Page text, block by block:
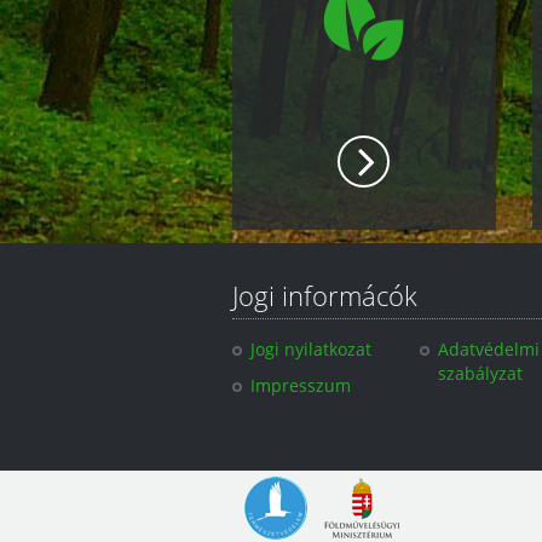
Jogi informácók
Jogi nyilatkozat
Adatvédelmi
szabályzat
Impresszum